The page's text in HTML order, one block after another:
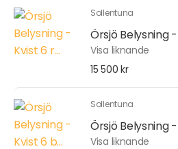
Sollentuna
Örsjö Belysning -
Visa liknande
15 500 kr
Sollentuna
Örsjö Belysning -
Visa liknande